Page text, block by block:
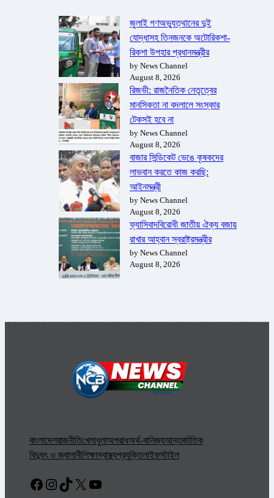
জুলাই গণঅভ্যুত্থানের দুই
যোদ্ধাসহ তিনজনকে অটোরিকশা-
রিকশা উপহার প্রধানমন্ত্রীর
by News Channel
August 8, 2026
রিজভী: রাজনৈতিক নেতৃত্বের
মানসিকতা না বদলালে সংস্কার
টেকসই হবে না
by News Channel
August 8, 2026
বাজার সিন্ডিকেট ভেঙে কৃষকদের
লাভবান করতে কাজ করছি:
আইনমন্ত্রী
by News Channel
August 8, 2026
ফ্যাসিবাদবিরোধী জাতীয় ঐক্য বজায়
রাখার আহ্বান স্বরাষ্ট্রমন্ত্রীর
by News Channel
August 8, 2026
বাংলাদেশরাজনীতিখেলাধুলাঅপরাধঅর্থ-বানিজ্যআন্তর্জাতিক
বিদ্যুৎ ও জ্বালানীশিক্ষাস্বাস্থ্যপ্রযুক্তিলাইফস্টাইল
Facebook
Instagram
TikTok
X YouTube